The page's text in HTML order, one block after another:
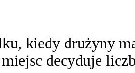
kiedy drużyny
decyduje